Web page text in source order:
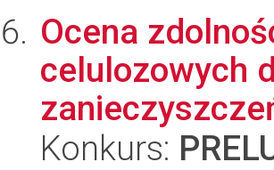
Ocena
celulozowych
Konkurs: